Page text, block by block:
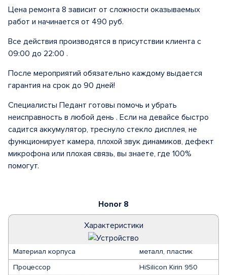
Honor 8
Характеристики
Материал корпуса
металл, пластик
Процессор
HiSilicon Kirin 950
Цена ремонта 8 зависит от сложности оказываемых
работ и начинается от 490 руб.
Все действия производятся в присутствии клиента с
09:00 до 22:00 .
После мероприятий обязательно каждому выдается
гарантия на срок до 90 дней!
Специалисты Педант готовы помочь и убрать
неисправность в любой день . Если на девайсе быстро
садится аккумулятор, треснуло стекло дисплея, не
функционирует камера, плохой звук динамиков, дефект
микрофона или плохая связь, вы знаете, где 100%
помогут.